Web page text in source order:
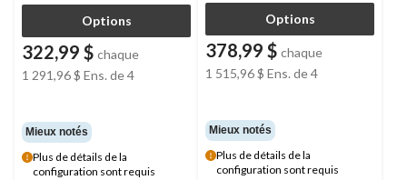
Options
322,99 $ chaque
1 291,96 $ Ens. de 4
Mieux notés
Plus de détails de la
configuration sont requis
Options
378,99 $ chaque
1 515,96 $ Ens. de 4
Mieux notés
Plus de détails de la
configuration sont requis